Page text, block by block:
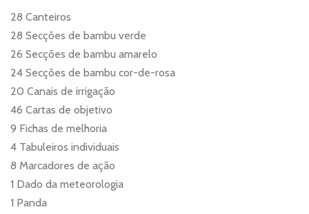
28 Canteiros
28 Secções de bambu verde
26 Secções de bambu amarelo
24 Secções de bambu cor-de-rosa
20 Canais de irrigação
46 Cartas de objetivo
9 Fichas de melhoria
4 Tabuleiros individuais
8 Marcadores de ação
1 Dado da meteorologia
1 Panda